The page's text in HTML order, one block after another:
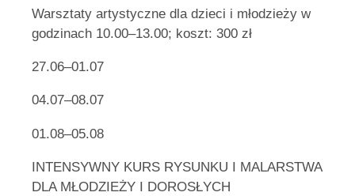
Warsztaty artystyczne dla dzieci i młodzieży w
godzinach 10.00–13.00; koszt: 300 zł
27.06–01.07
04.07–08.07
01.08–05.08
INTENSYWNY KURS RYSUNKU I MALARSTWA
DLA MŁODZIEŻY I DOROSŁYCH